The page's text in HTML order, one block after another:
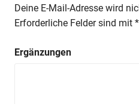
Deine E-Mail-Adresse wird
Erforderliche Felder sind mit *
Ergänzungen